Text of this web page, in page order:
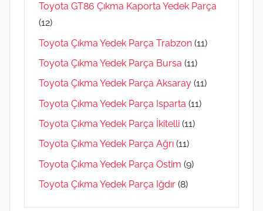
Toyota GT86 Çıkma Kaporta Yedek Parça
(12)
Toyota Çıkma Yedek Parça Trabzon (11)
Toyota Çıkma Yedek Parça Bursa (11)
Toyota Çıkma Yedek Parça Aksaray (11)
Toyota Çıkma Yedek Parça Isparta (11)
Toyota Çıkma Yedek Parça İkitelli (11)
Toyota Çıkma Yedek Parça Ağrı (11)
Toyota Çıkma Yedek Parça Ostim (9)
Toyota Çıkma Yedek Parça Iğdır (8)